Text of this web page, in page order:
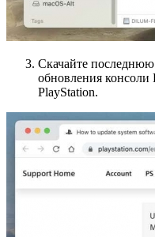
Скачайте
обновления
PlayStation.